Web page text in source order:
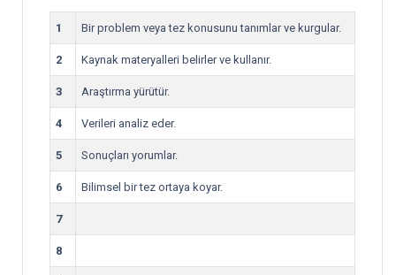
1 Bir problem veya tez konusunu tanımlar ve kurgular.
2 Kaynak materyalleri belirler ve kullanır.
3 Araştırma yürütür.
4 Verileri analiz eder.
5 Sonuçları yorumlar.
6 Bilimsel bir tez ortaya koyar.
7
8